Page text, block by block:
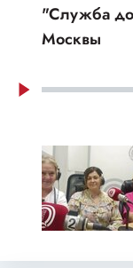
"Служба
Москвы